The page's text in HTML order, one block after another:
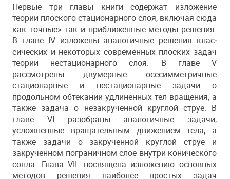
Первые три главы книги содержат изложение
теории плоского стационарного слоя, включая сюда
как точные» так и приближенные методы решения.
В главе IV изложены аналогичные решения клас­
сических и некоторых современных плоских задач
теории нестационарного слоя. В главе V
рассмотрены двумерные осесимметричные
стационарные и нестационарные задачи о
продольном обтекании удли­ненных тел вращения, а
также задача о незакрученной круглой струе. В
главе VI разобраны аналогичные задачи,
усложненные вращатель­ным движением тела, а
также задачи о закрученной круглой струе и
закрученном пограничном слое внутри конического
сопла. Глава VII. посвящена изложению основных
методов решения наиболее простых задач